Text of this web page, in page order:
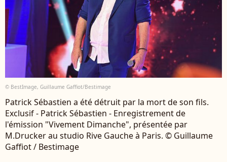
© BestImage, Guillaume Gaffiot/Bestimage
Patrick Sébastien a été détruit par la mort de son fils.
Exclusif - Patrick Sébastien - Enregistrement de
l'émission "Vivement Dimanche", présentée par
M.Drucker au studio Rive Gauche à Paris. © Guillaume
Gaffiot / Bestimage